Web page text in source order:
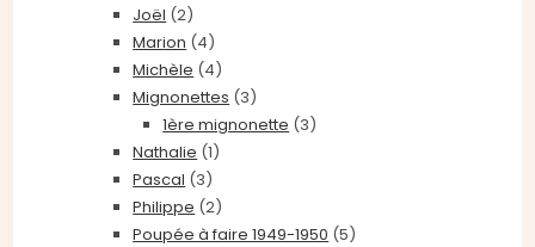
Joël (2)
Marion (4)
Michèle (4)
Mignonettes (3)
1ère mignonette (3)
Nathalie (1)
Pascal (3)
Philippe (2)
Poupée à faire 1949-1950 (5)